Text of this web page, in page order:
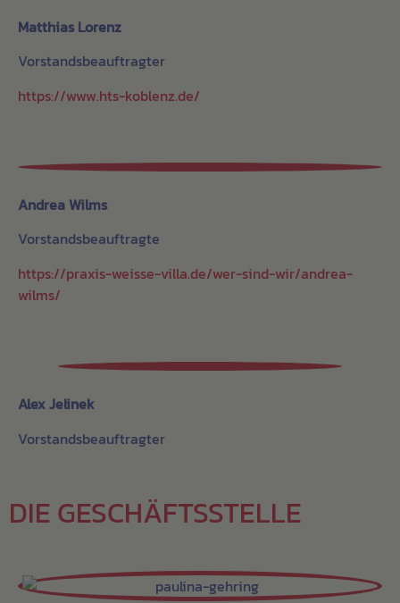
Matthias Lorenz
Vorstandsbeauftragter
https://www.hts-koblenz.de/
Andrea Wilms
Vorstandsbeauftragte
https://praxis-weisse-villa.de/wer-sind-wir/andrea-
wilms/
Alex Jelinek
Vorstandsbeauftragter
DIE GESCHÄFTSSTELLE